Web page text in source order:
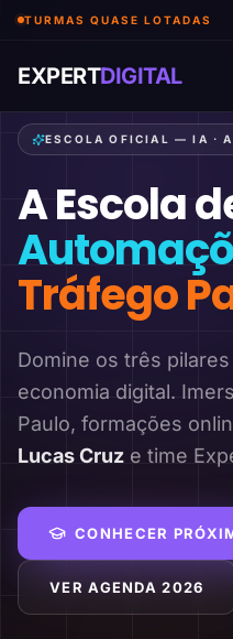
TURMAS QUASE LOTADAS
EXPERTDIGITAL
ESCOLA OFICIAL — IA ·
A Escola
Tráfego
Domine os três
economia digital.
Paulo, formações
Lucas Cruz e time
CONHECER
VER AGENDA 2026